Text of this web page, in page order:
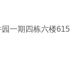
一期四栋六楼615